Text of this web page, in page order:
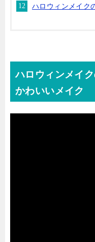
ハロウィンメイク
ハロウィンメイ
かわいいメイク